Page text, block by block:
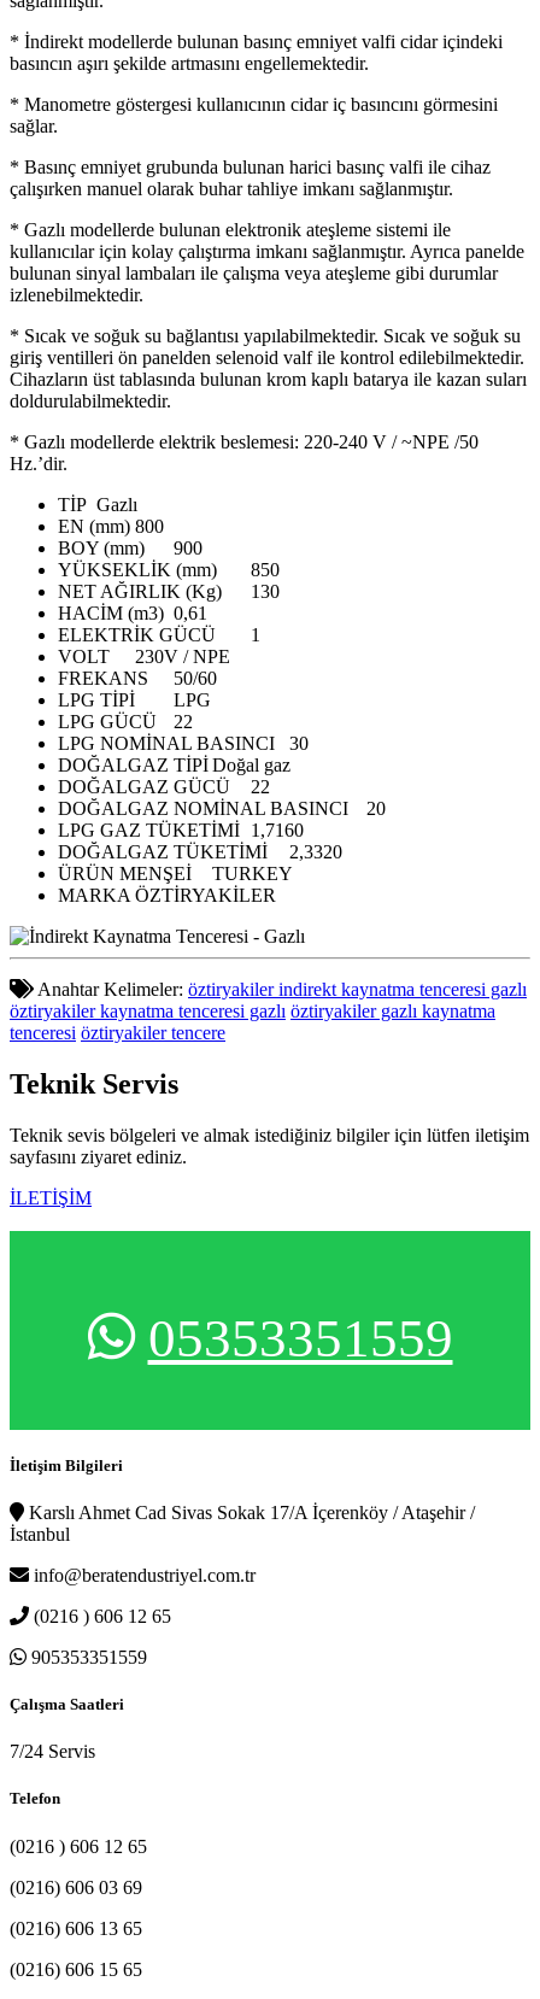
* İndirekt modellerde bulunan basınç emniyet valfi cidar içindeki
basıncın aşırı şekilde artmasını engellemektedir.
* Manometre göstergesi kullanıcının cidar iç basıncını görmesini
sağlar.
* Basınç emniyet grubunda bulunan harici basınç valfi ile cihaz
çalışırken manuel olarak buhar tahliye imkanı sağlanmıştır.
* Gazlı modellerde bulunan elektronik ateşleme sistemi ile
kullanıcılar için kolay çalıştırma imkanı sağlanmıştır. Ayrıca panelde
bulunan sinyal lambaları ile çalışma veya ateşleme gibi durumlar
izlenebilmektedir.
* Sıcak ve soğuk su bağlantısı yapılabilmektedir. Sıcak ve soğuk su
giriş ventilleri ön panelden selenoid valf ile kontrol edilebilmektedir.
Cihazların üst tablasında bulunan krom kaplı batarya ile kazan suları
doldurulabilmektedir.
* Gazlı modellerde elektrik beslemesi: 220-240 V / ~NPE /50
Hz.’dir.
TİP Gazlı
EN (mm) 800
BOY (mm)
900
YÜKSEKLİK (mm)
850
NET AĞIRLIK (Kg)
130
HACİM (m3) 0,61
ELEKTRİK GÜCÜ
1
VOLT
230V / NPE
FREKANS
50/60
LPG TİPİ
LPG
LPG GÜCÜ
22
LPG NOMİNAL BASINCI
30
DOĞALGAZ TİPİDoğal gaz
DOĞALGAZ GÜCÜ
22
DOĞALGAZ NOMİNAL BASINCI
20
LPG GAZ TÜKETİMİ 1,7160
DOĞALGAZ TÜKETİMİ
2,3320
ÜRÜN MENŞEİ
TURKEY
MARKA ÖZTİRYAKİLER
Anahtar Kelimeler: öztiryakiler indirekt kaynatma tenceresi gazlı
öztiryakiler kaynatma tenceresi gazlı öztiryakiler gazlı kaynatma
tenceresi öztiryakiler tencere
Teknik Servis
Teknik sevis bölgeleri ve almak istediğiniz bilgiler için lütfen iletişim
sayfasını ziyaret ediniz.
İLETİŞİM
05353351559
İletişim Bilgileri
Karslı Ahmet Cad Sivas Sokak 17/A İçerenköy / Ataşehir /
İstanbul
info@beratendustriyel.com.tr
(0216 ) 606 12 65
905353351559
Çalışma Saatleri
7/24 Servis
Telefon
(0216 ) 606 12 65
(0216) 606 03 69
(0216) 606 13 65
(0216) 606 15 65